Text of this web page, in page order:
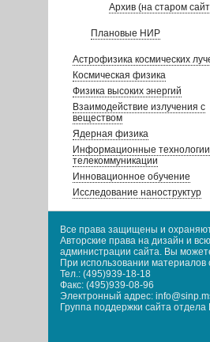
Архив (на старом
Плановые НИР
Астрофизика космических
Космическая физика
Физика высоких энергий
Взаимодействие излучения с
веществом
Ядерная физика
Информационные
телекоммуникации
Инновационное обучение
Исследование наноструктур
Все права защищены и
Авторские права на дизайн и
администрации сайта. Вы
При использовании материалов
Тел.: (495)939-18-18
Факс: (495)939-08-96
Электронный адрес:
Группа поддержки сайта